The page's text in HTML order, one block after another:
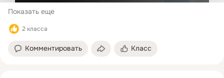
Показать еще
2 класса
Комментировать Класс